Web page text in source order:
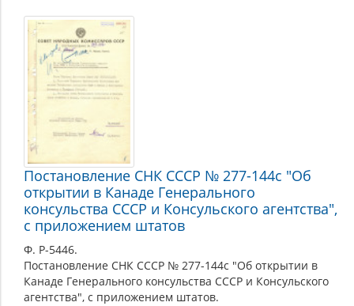
Постановление СНК СССР № 277-144с "Об
открытии в Канаде Генерального
консульства СССР и Консульского агентства",
с приложением штатов
Ф. Р-5446.
Постановление СНК СССР № 277-144с "Об открытии в
Канаде Генерального консульства СССР и Консульского
агентства", с приложением штатов.